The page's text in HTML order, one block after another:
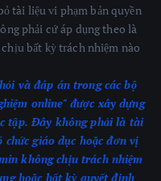
tài liệu vi phạm bản quyền
phải cứ áp dụng theo là
bất kỳ trách nhiệm nào
và đáp án trong các bộ
online" được xây dựng
tập. Đây không phải là tài
giáo dục hoặc đơn vị
không chịu trách nhiệm
hoặc bất kỳ quyết định